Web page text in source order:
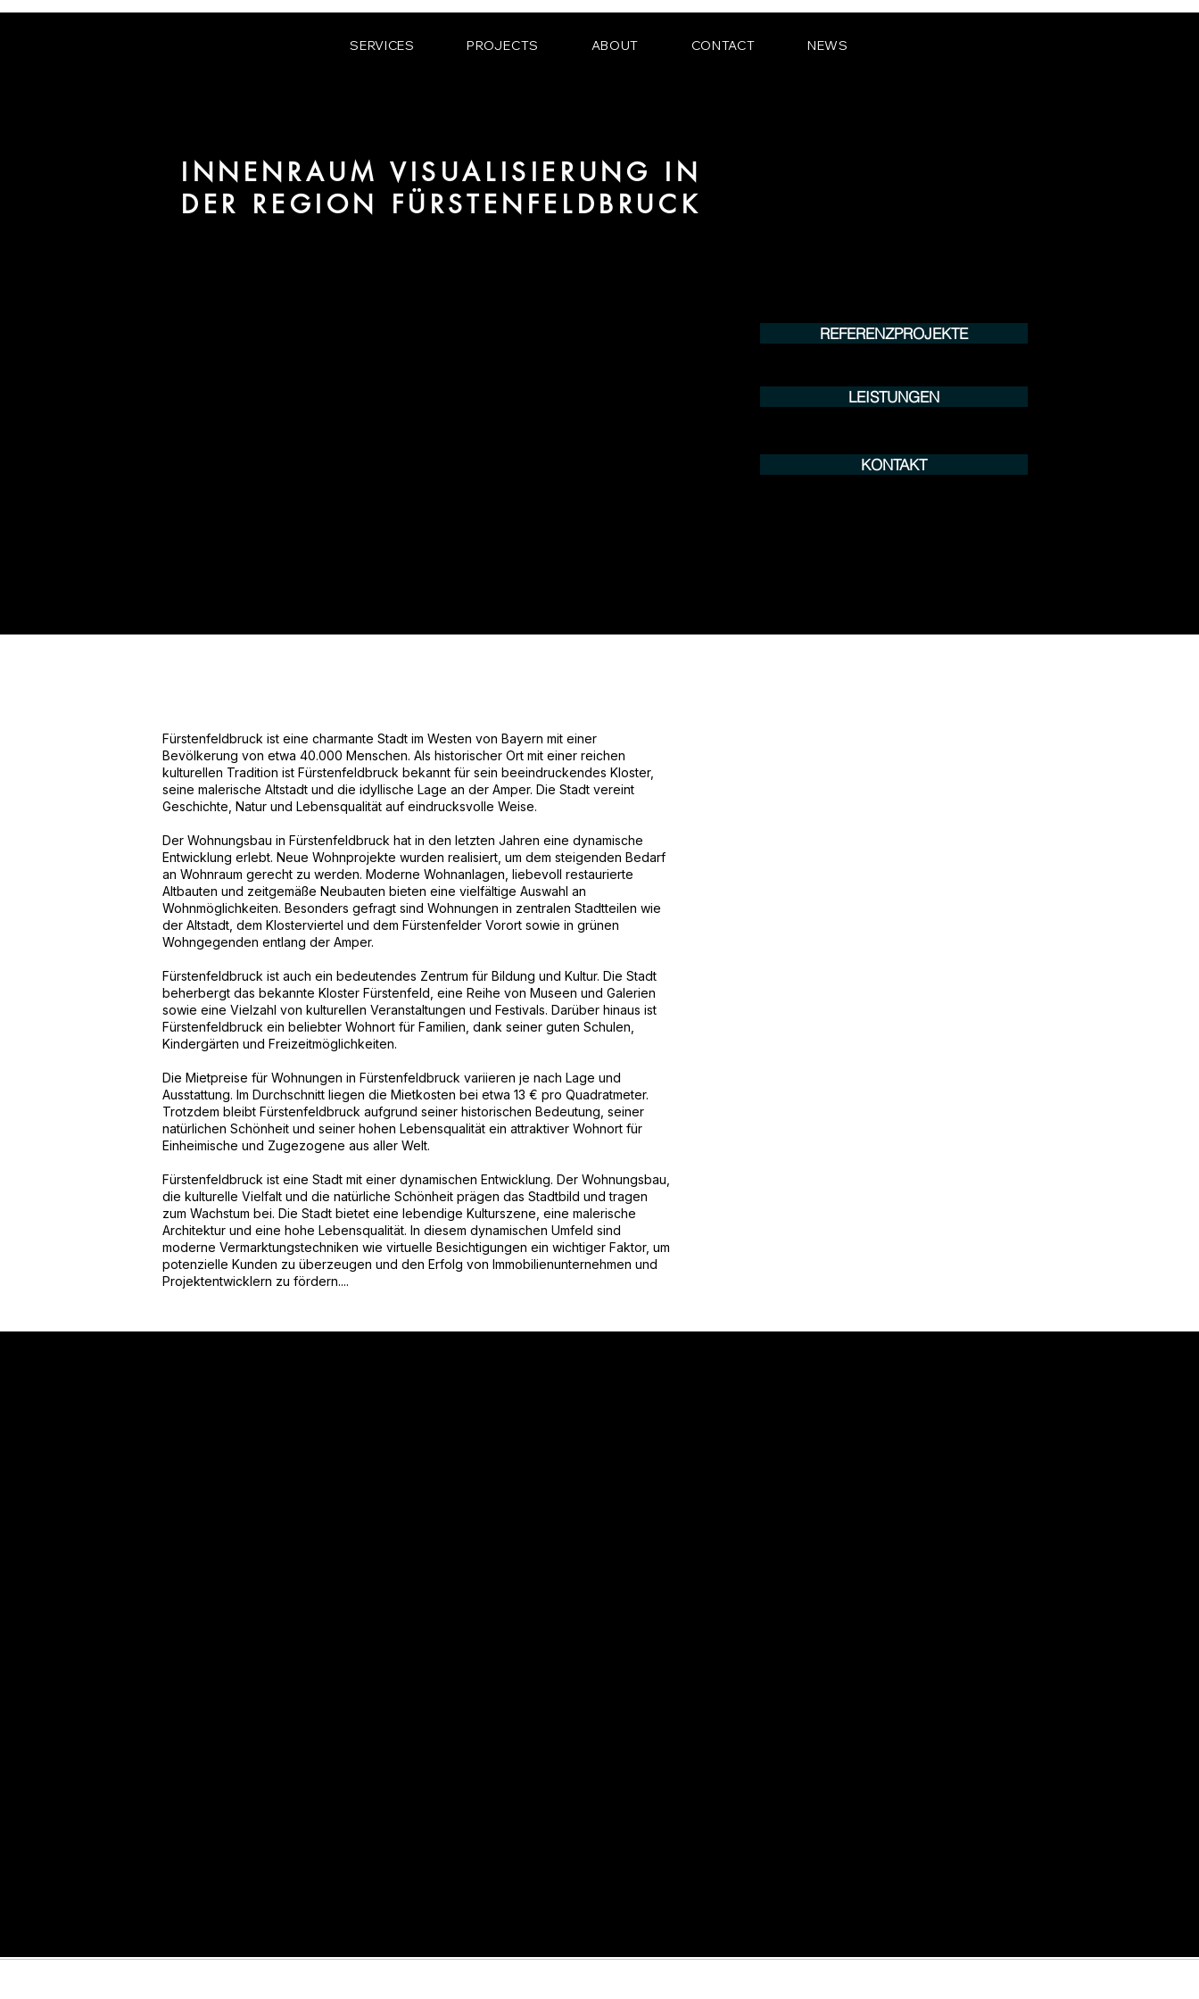
SERVICES PROJECTS ABOUT CONTACT NEWS
INNENRAUM VISUALISIERUNG IN
DER REGION FÜRSTENFELDBRUCK
KONTAKT
LEISTUNGEN
REFERENZPROJEKTE
Fürstenfeldbruck ist eine charmante Stadt im Westen von Bayern mit einer
Bevölkerung von etwa 40.000 Menschen. Als historischer Ort mit einer reichen
kulturellen Tradition ist Fürstenfeldbruck bekannt für sein beeindruckendes Kloster,
seine malerische Altstadt und die idyllische Lage an der Amper. Die Stadt vereint
Geschichte, Natur und Lebensqualität auf eindrucksvolle Weise.
Der Wohnungsbau in Fürstenfeldbruck hat in den letzten Jahren eine dynamische
Entwicklung erlebt. Neue Wohnprojekte wurden realisiert, um dem steigenden Bedarf
an Wohnraum gerecht zu werden. Moderne Wohnanlagen, liebevoll restaurierte
Altbauten und zeitgemäße Neubauten bieten eine vielfältige Auswahl an
Wohnmöglichkeiten. Besonders gefragt sind Wohnungen in zentralen Stadtteilen wie
der Altstadt, dem Klosterviertel und dem Fürstenfelder Vorort sowie in grünen
Wohngegenden entlang der Amper.
Fürstenfeldbruck ist auch ein bedeutendes Zentrum für Bildung und Kultur. Die Stadt
beherbergt das bekannte Kloster Fürstenfeld, eine Reihe von Museen und Galerien
sowie eine Vielzahl von kulturellen Veranstaltungen und Festivals. Darüber hinaus ist
Fürstenfeldbruck ein beliebter Wohnort für Familien, dank seiner guten Schulen,
Kindergärten und Freizeitmöglichkeiten.
Die Mietpreise für Wohnungen in Fürstenfeldbruck variieren je nach Lage und
Ausstattung. Im Durchschnitt liegen die Mietkosten bei etwa 13 € pro Quadratmeter.
Trotzdem bleibt Fürstenfeldbruck aufgrund seiner historischen Bedeutung, seiner
natürlichen Schönheit und seiner hohen Lebensqualität ein attraktiver Wohnort für
Einheimische und Zugezogene aus aller Welt.
Fürstenfeldbruck ist eine Stadt mit einer dynamischen Entwicklung. Der Wohnungsbau,
die kulturelle Vielfalt und die natürliche Schönheit prägen das Stadtbild und tragen
zum Wachstum bei. Die Stadt bietet eine lebendige Kulturszene, eine malerische
Architektur und eine hohe Lebensqualität. In diesem dynamischen Umfeld sind
moderne Vermarktungstechniken wie virtuelle Besichtigungen ein wichtiger Faktor, um
potenzielle Kunden zu überzeugen und den Erfolg von Immobilienunternehmen und
Projektentwicklern zu fördern....